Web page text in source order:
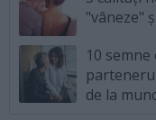
"vâneze"
10
de la